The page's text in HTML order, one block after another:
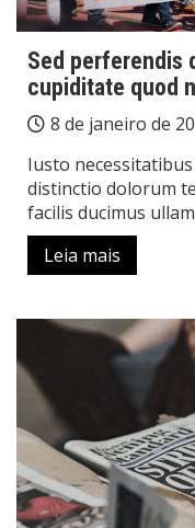
Sed perferendis
cupiditate quod
8 de janeiro de
Iusto
distinctio dolorum
facilis ducimus ullam
Leia mais